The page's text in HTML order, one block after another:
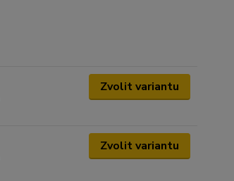
Zvolit variantu
Zvolit variantu